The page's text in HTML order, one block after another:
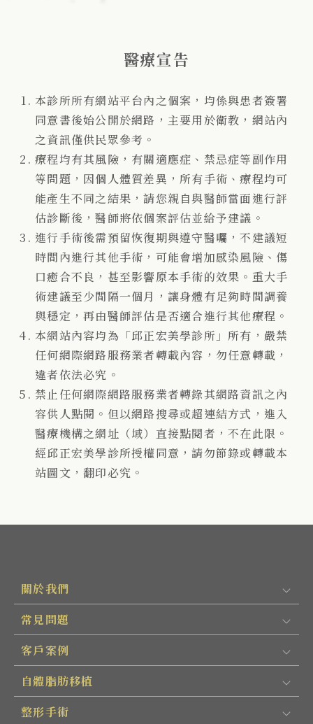
醫療宣告
本診所所有網站平台內之個案，均係與患者簽署
同意書後始公開於網路，主要用於衛教，網站內
之資訊僅供民眾參考。
療程均有其風險，有關適應症、禁忌症等副作用
等問題，因個人體質差異，所有手術、療程均可
能產生不同之結果，請您親自與醫師當面進行評
估診斷後，醫師將依個案評估並給予建議。
進行手術後需預留恢復期與遵守醫囑，不建議短
時間內進行其他手術，可能會增加感染風險、傷
口癒合不良，甚至影響原本手術的效果。重大手
術建議至少間隔一個月，讓身體有足夠時間調養
與穩定，再由醫師評估是否適合進行其他療程。
本網站內容均為「邱正宏美學診所」所有，嚴禁
任何網際網路服務業者轉載內容，勿任意轉載，
違者依法必究。
禁止任何網際網路服務業者轉錄其網路資訊之內
容供人點閱。但以網路搜尋或超連結方式，進入
醫療機構之網址（域）直接點閱者，不在此限。
經邱正宏美學診所授權同意，請勿節錄或轉載本
站圖文，翻印必究。
關於我們
常見問題
客戶案例
自體脂肪移植
整形手術